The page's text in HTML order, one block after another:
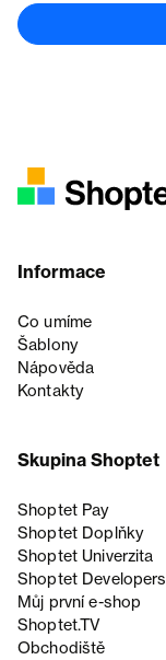
Informace
Co umíme
Šablony
Nápověda
Kontakty
Skupina Shoptet
Shoptet Pay
Shoptet Doplňky
Shoptet Univerzita
Shoptet Developers
Můj první e-shop
Shoptet.TV
Obchodiště